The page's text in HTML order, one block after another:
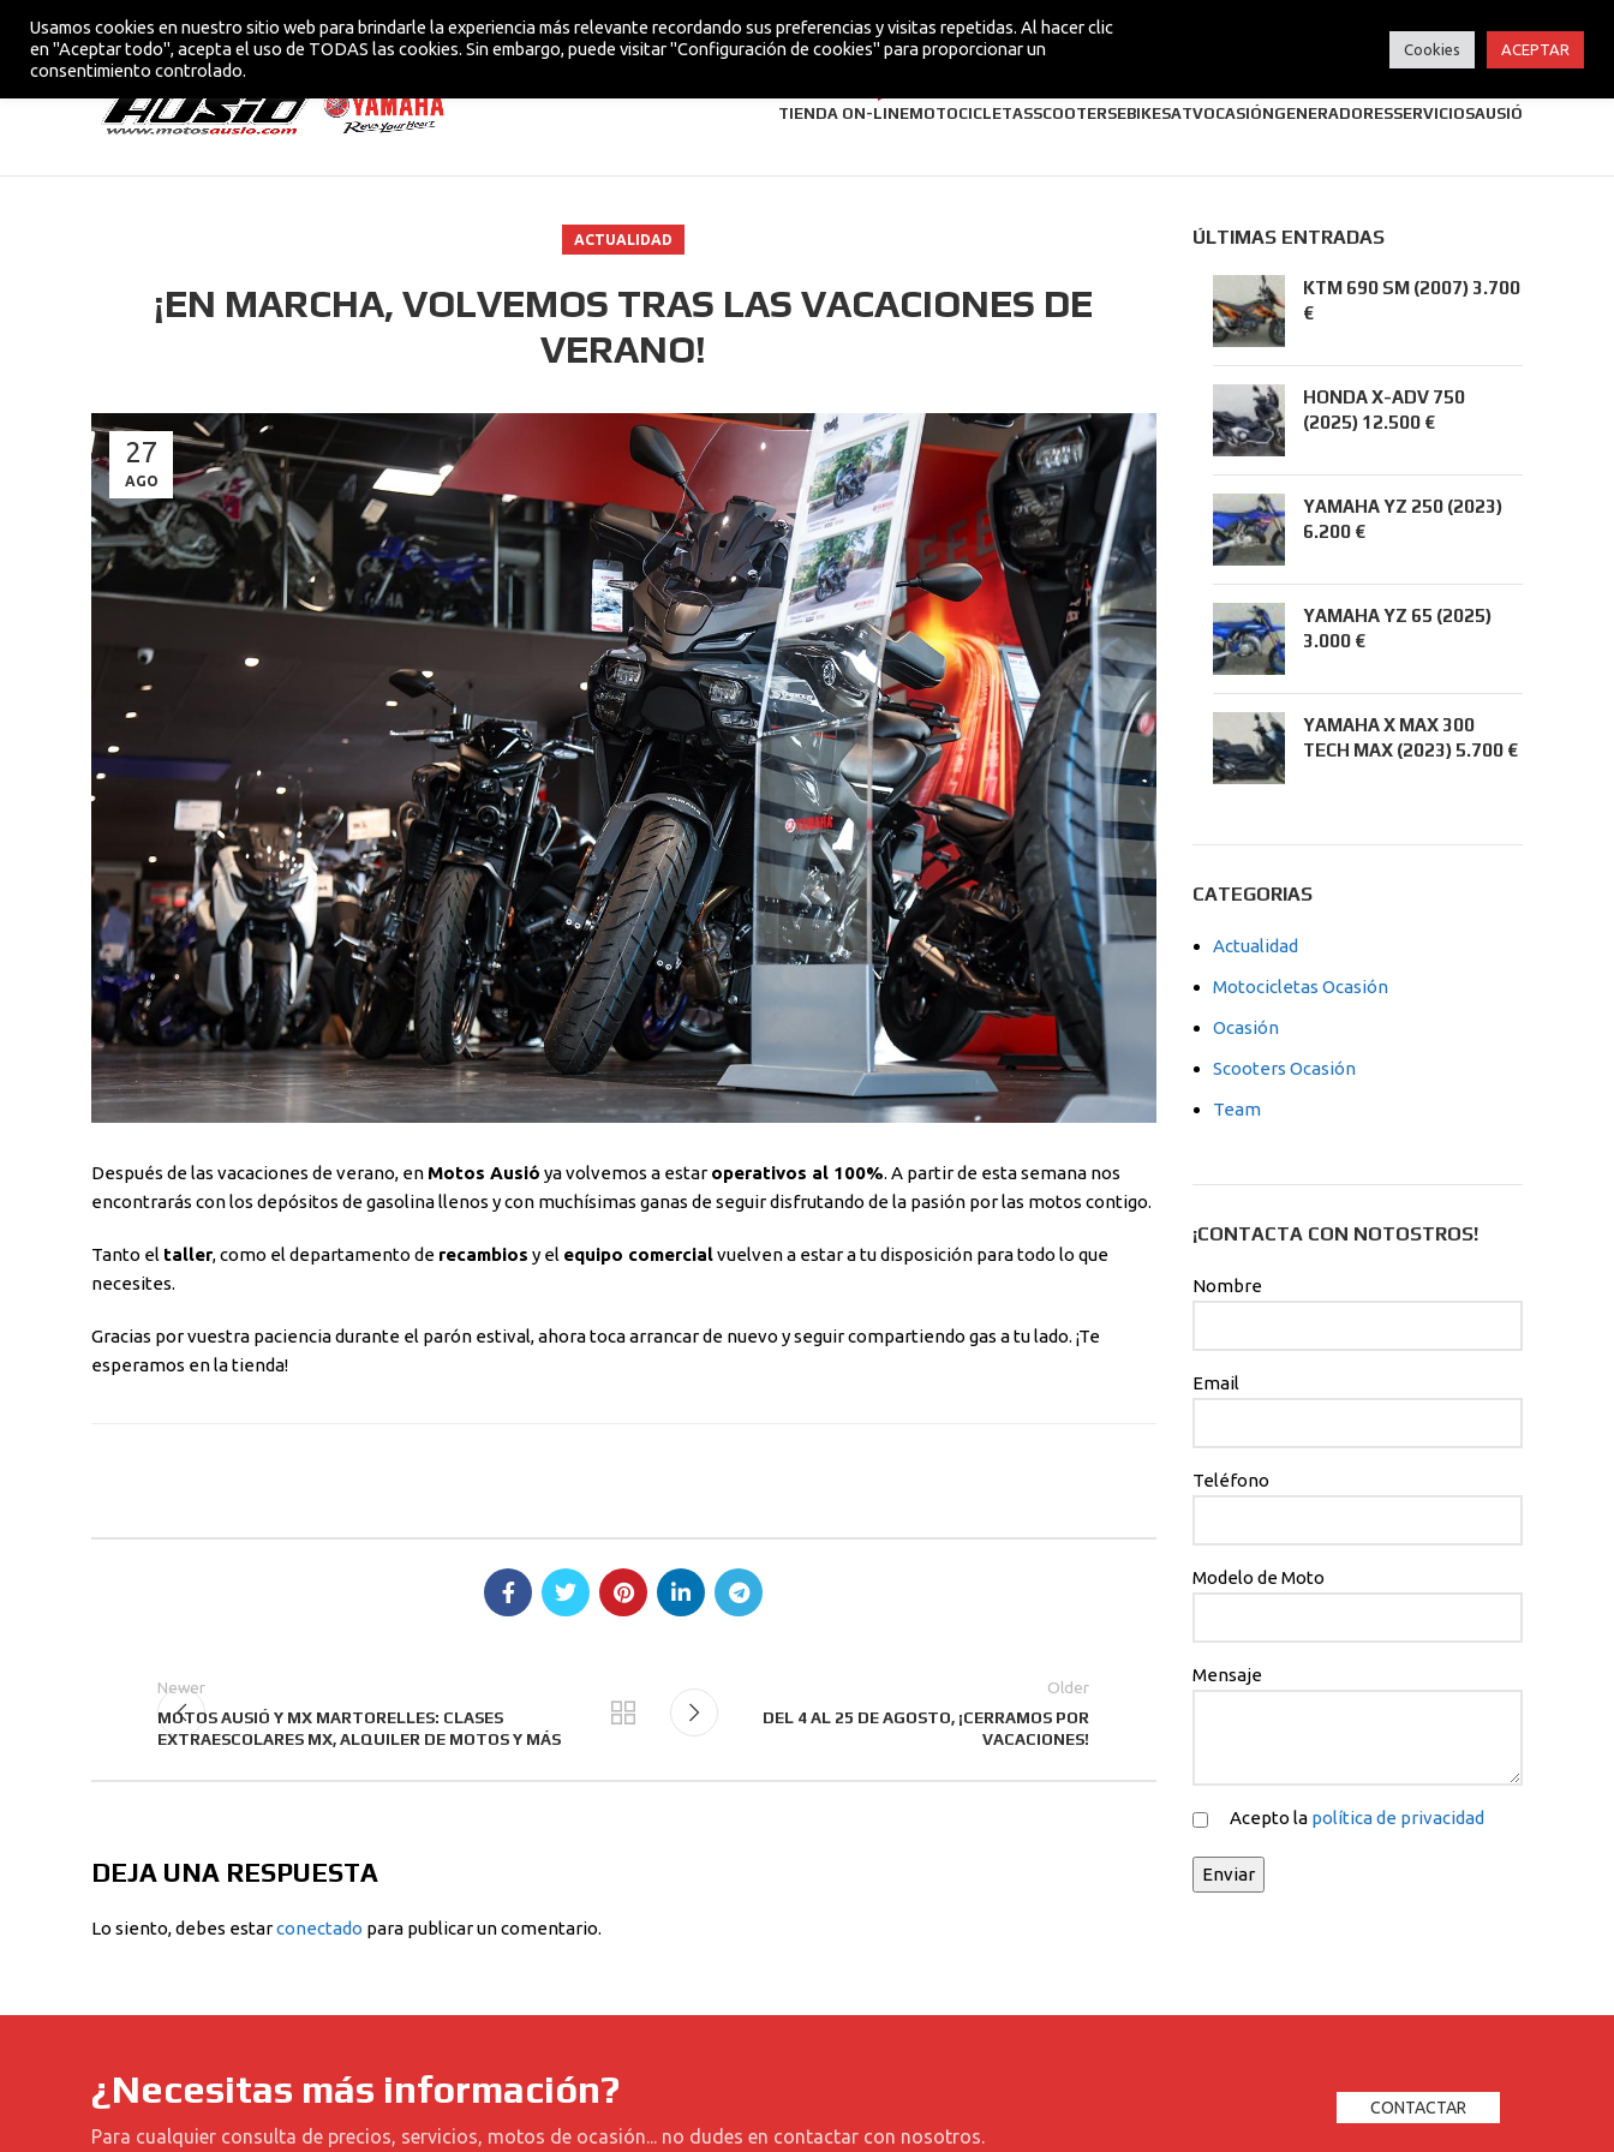
CONCESIONARIO OFICIAL YAMAHA EN VIC
TIENDA ON-LINEMOTOCICLETASSCOOTERSEBIKESATVOCASIÓNGENERADORESSERVICIOSAUSIÓ
ACTUALIDAD
¡EN MARCHA, VOLVEMOS TRAS LAS VACACIONES DE
VERANO!
27
AGO
Después de las vacaciones de verano, en Motos Ausió ya volvemos a estar operativos al 100%. A partir de esta semana nos
encontrarás con los depósitos de gasolina llenos y con muchísimas ganas de seguir disfrutando de la pasión por las motos contigo.
Tanto el taller, como el departamento de recambios y el equipo comercialvuelven a estar a tu disposición para todo lo que
necesites.
Gracias por vuestra paciencia durante el parón estival, ahora toca arrancar de nuevo y seguir compartiendo gas a tu lado. ¡Te
esperamos en la tienda!
Newer
MOTOS AUSIÓ Y MX MARTORELLES: CLASES
EXTRAESCOLARES MX, ALQUILER DE MOTOS Y MÁS
Older
DEL 4 AL 25 DE AGOSTO, ¡CERRAMOS POR
VACACIONES!
DEJA UNA RESPUESTA
Lo siento, debes estarconectado para publicar un comentario.
ÚLTIMAS ENTRADAS
KTM 690 SM (2007) 3.700
€
HONDA X-ADV 750
(2025) 12.500 €
YAMAHA YZ 250 (2023)
6.200 €
YAMAHA YZ 65 (2025)
3.000 €
YAMAHA X MAX 300
TECH MAX (2023) 5.700 €
CATEGORIAS
Actualidad
Motocicletas Ocasión
Ocasión
Scooters Ocasión
Team
¡CONTACTA CON NOTOSTROS!
Nombre
Email
Teléfono
Modelo de Moto
Mensaje
Acepto la política de privacidad
¿Necesitas más información?
Para cualquier consulta de precios, servicios, motos de ocasión... no dudes en contactar con nosotros.
CONTACTAR
Usamos cookies en nuestro sitio web para brindarle la experiencia más relevante recordando sus preferencias y visitas repetidas. Al hacer clic
en "Aceptar todo", acepta el uso de TODAS las cookies. Sin embargo, puede visitar "Configuración de cookies" para proporcionar un
consentimiento controlado.
Cookies ACEPTAR